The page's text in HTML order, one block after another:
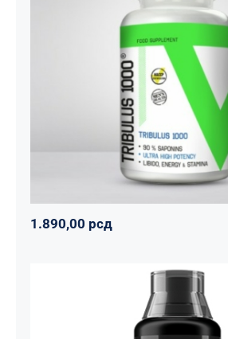
Tribulus 1000
Svi proizvodi Vitalikum
1.890,00
1.890,00 рсд